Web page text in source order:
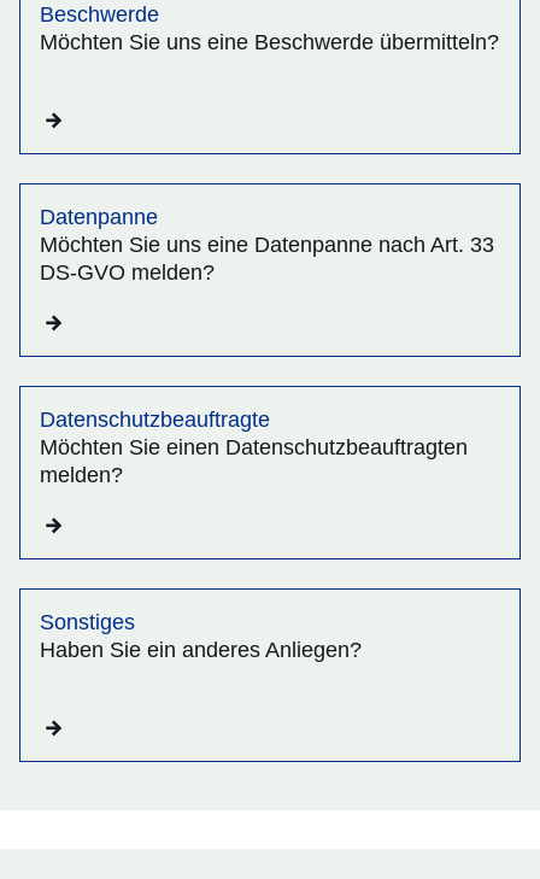
Beschwerde
Möchten Sie uns eine Beschwerde übermitteln?
Datenpanne
Möchten Sie uns eine Datenpanne nach Art. 33
DS-GVO melden?
Datenschutzbeauftragte
Möchten Sie einen Datenschutzbeauftragten
melden?
Sonstiges
Haben Sie ein anderes Anliegen?